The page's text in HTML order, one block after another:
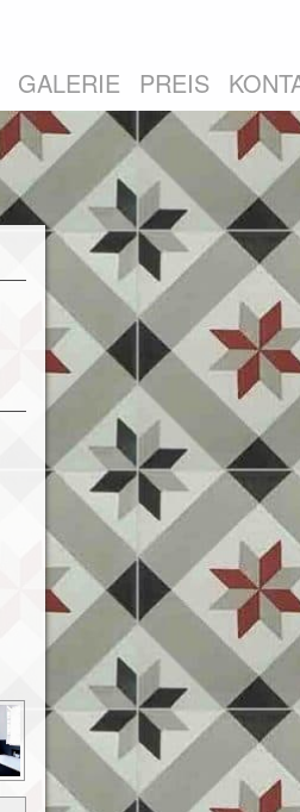
GALERIE PREIS